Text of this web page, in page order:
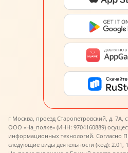
г Москва, проезд Старопетровский, д. 7А,
ООО «На_полке» (ИНН: 9704160889)
информационных технологий. Согласно
следующие виды деятельности (код): 2.01,